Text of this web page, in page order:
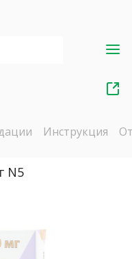
Инструкция
N5